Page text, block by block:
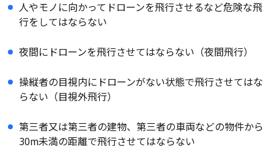
人やモノに向かってドローンを飛行させるなど危険な飛
行をしてはならない
夜間にドローンを飛行させてはならない（夜間飛行）
操縦者の目視内にドローンがない状態で飛行させてはな
らない（目視外飛行）
第三者又は第三者の建物、第三者の車両などの物件から
30m未満の距離で飛行させてはならない